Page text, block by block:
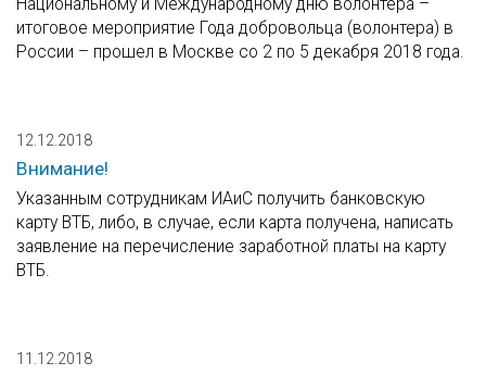
Национальному и Международному дню волонтёра –
итоговое мероприятие Года добровольца (волонтера) в
России – прошел в Москве со 2 по 5 декабря 2018 года.
12.12.2018
Внимание!
Указанным сотрудникам ИАиС получить банковскую
карту ВТБ, либо, в случае, если карта получена, написать
заявление на перечисление заработной платы на карту
ВТБ.
11.12.2018